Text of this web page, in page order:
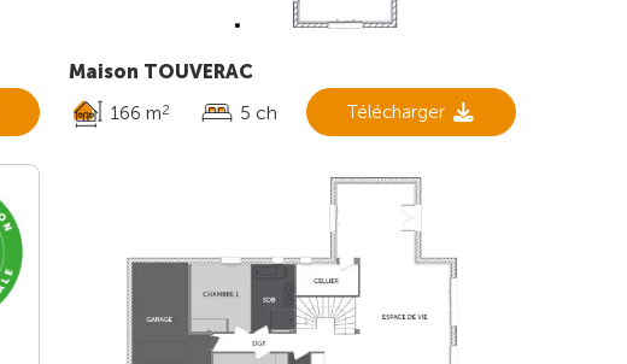
Maison TOUVERAC
166 m2 5 ch Télécharger